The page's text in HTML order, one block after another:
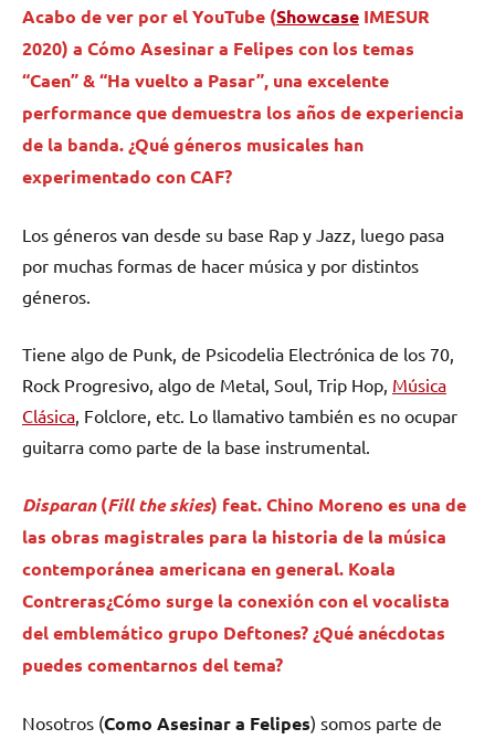
Acabo de ver por el YouTube (Showcase IMESUR
2020) a Cómo Asesinar a Felipes con los temas
“Caen” & “Ha vuelto a Pasar”, una excelente
performance que demuestra los años de experiencia
de la banda. ¿Qué géneros musicales han
experimentado con CAF?
Los géneros van desde su base Rap y Jazz, luego pasa
por muchas formas de hacer música y por distintos
géneros.
Tiene algo de Punk, de Psicodelia Electrónica de los 70,
Rock Progresivo, algo de Metal, Soul, Trip Hop, Música
Clásica , Folclore, etc. Lo llamativo también es no ocupar
guitarra como parte de la base instrumental.
Disparan(Fill the skies) feat. Chino Moreno es una de
las obras magistrales para la historia de la música
contemporánea americana en general. Koala
Contreras¿Cómo surge la conexión con el vocalista
del emblemático grupo Deftones? ¿Qué anécdotas
puedes comentarnos del tema?
Nosotros (Como Asesinar a Felipes) somos parte de